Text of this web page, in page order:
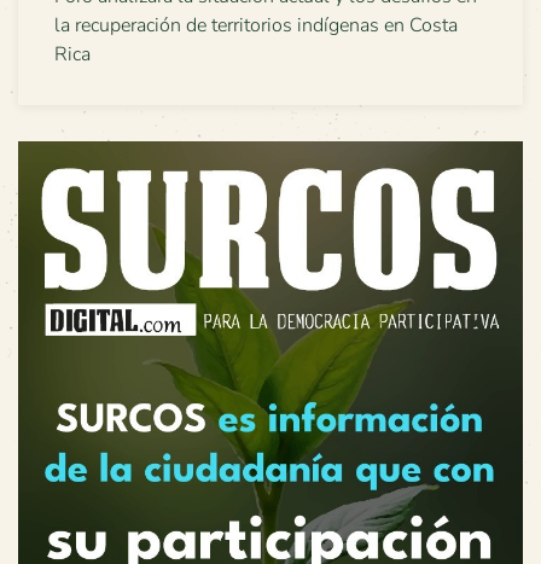
la recuperación de territorios indígenas en Costa
Rica